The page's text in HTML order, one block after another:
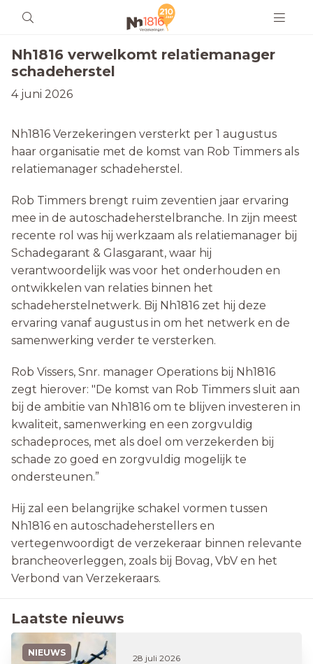
Nh1816 verwelkomt relatiemanager
schadeherstel
4 juni 2026
Nh1816 Verzekeringen versterkt per 1 augustus
haar organisatie met de komst van Rob Timmers als
relatiemanager schadeherstel.
Rob Timmers brengt ruim zeventien jaar ervaring
mee in de autoschadeherstelbranche. In zijn meest
recente rol was hij werkzaam als relatiemanager bij
Schadegarant & Glasgarant, waar hij
verantwoordelijk was voor het onderhouden en
ontwikkelen van relaties binnen het
schadeherstelnetwerk. Bij Nh1816 zet hij deze
ervaring vanaf augustus in om het netwerk en de
samenwerking verder te versterken.
Rob Vissers, Snr. manager Operations bij Nh1816
zegt hierover: "De komst van Rob Timmers sluit aan
bij de ambitie van Nh1816 om te blijven investeren in
kwaliteit, samenwerking en een zorgvuldig
schadeproces, met als doel om verzekerden bij
schade zo goed en zorgvuldig mogelijk te
ondersteunen.”
Hij zal een belangrijke schakel vormen tussen
Nh1816 en autoschadeherstellers en
vertegenwoordigt de verzekeraar binnen relevante
brancheoverleggen, zoals bij Bovag, VbV en het
Verbond van Verzekeraars.
Laatste nieuws
NIEUWS
28 juli 2026